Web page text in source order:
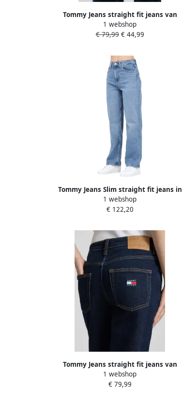
Tommy Jeans straight fit jeans van
katoenmix model 'LAYLA'
1 webshop
€ 79,99€ 44,99
Tommy Jeans Slim straight fit jeans in
5-pocketmodel model 'LAYLA'
1 webshop
€ 122,20
Tommy Jeans straight fit jeans van
katoenmix model 'SOPHIE'
1 webshop
€ 79,99